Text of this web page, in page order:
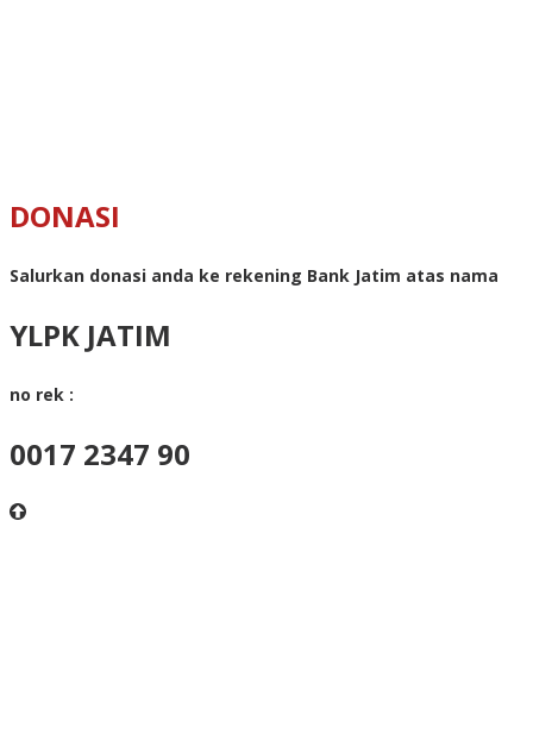
DONASI
Salurkan donasi anda ke rekening Bank Jatim atas nama
YLPK JATIM
no rek :
0017 2347 90